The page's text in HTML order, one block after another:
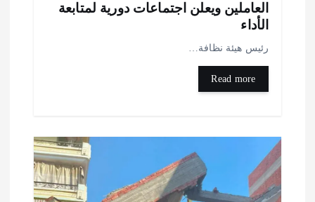
ويعلن اجتماعات دورية لمتابعة
هيئة نظافة…